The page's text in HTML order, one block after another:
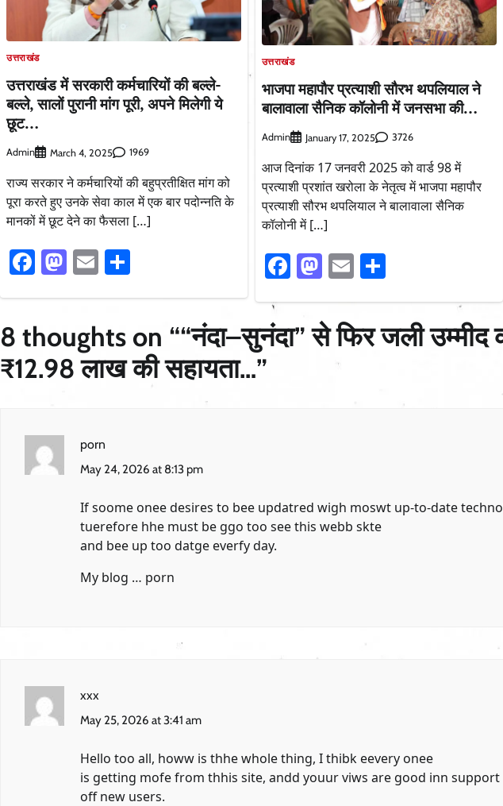
उत्तराखंड
उत्तराखंड में सरकारी कर्मचारियों की बल्ले-
बल्ले, सालों पुरानी मांग पूरी, अपने मिलेगी ये
छूट…
Admin March 4, 2025 1969
राज्य सरकार ने कर्मचारियों की बहुप्रतीक्षित मांग को
पूरा करते हुए उनके सेवा काल में एक बार पदोन्नति के
मानकों में छूट देने का फैसला […]
Facebook
Mastodon
Email
उत्तराखंड
भाजपा महापौर प्रत्याशी सौरभ थपलियाल ने
बालावाला सैनिक कॉलोनी में जनसभा की…
Admin January 17, 2025 3726
आज दिनांक 17 जनवरी 2025 को वार्ड 98 में
प्रत्याशी प्रशांत खरोला के नेतृत्व में भाजपा महापौर
प्रत्याशी सौरभ थपलियाल ने बालावाला सैनिक
कॉलोनी में […]
Facebook
Mastodon
EmailShare
8 thoughts on ““नंदा–सुनंदा” से फिर जली
₹12.98 लाख की सहायता…”
porn
May 24, 2026 at 8:13 pm
If soome onee desires to bee updatred wigh moswt up-to-date
tuerefore hhe must be ggo too see this webb skte
and bee up too datge everfy day.
My blog … porn
xxx
May 25, 2026 at 3:41 am
Hello too all, howw is thhe whole thing, I thibk eevery onee
is getting mofe from thhis site, andd youur viws are good inn support
off new users.